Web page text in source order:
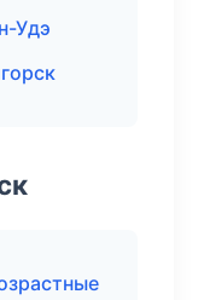
Удэ